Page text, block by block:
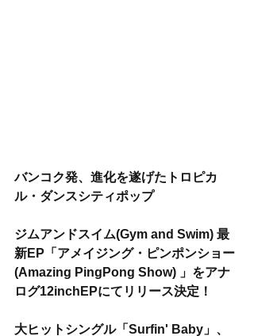
バンコク発、進化を遂げたトロピカ
ル・ダンスシティポップ
ジムアンドスイム(Gym and Swim) 最
新EP「アメイジング・ピンポンショー
(Amazing PingPong Show) 」をアナ
ログ12inchEPにてリリース決定！
大ヒットシングル「Surfin' Baby」、